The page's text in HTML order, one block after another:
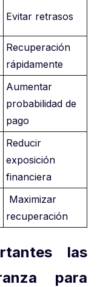
Evitar retrasos
Recuperación
rápidamente
Aumentar
probabilidad de
pago
Reducir
exposición
financiera
Maximizar
recuperación
las
para